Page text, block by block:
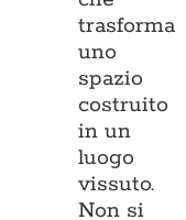
trasforma
uno
spazio
costruito
in un
luogo
vissuto.
Non si